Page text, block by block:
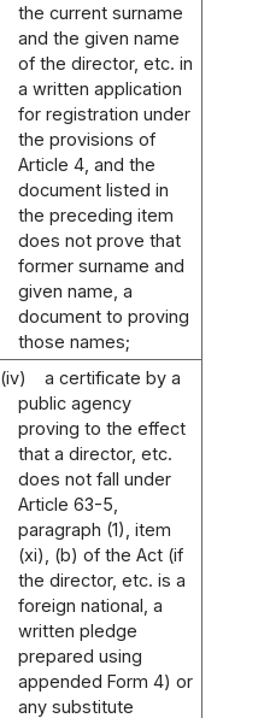
the current surname
and the given name
of the director, etc. in
a written application
for registration under
the provisions of
Article 4, and the
document listed in
the preceding item
does not prove that
former surname and
given name, a
document to proving
those names;
(iv)
a certificate by a
public agency
proving to the effect
that a director, etc.
does not fall under
Article 63-5,
paragraph (1), item
(xi), (b) of the Act (if
the director, etc. is a
foreign national, a
written pledge
prepared using
appended Form 4) or
any substitute